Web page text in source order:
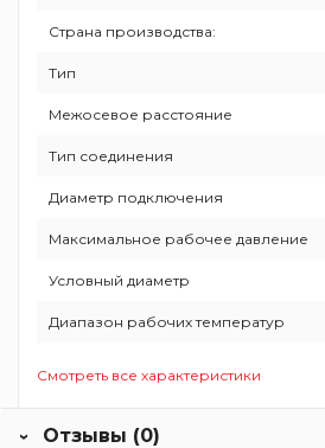
Страна производства:
Тип
Межосевое расстояние
Тип соединения
Диаметр подключения
Максимальное рабочее давление
Условный диаметр
Диапазон рабочих температур
Смотреть все характеристики
Отзывы (0)